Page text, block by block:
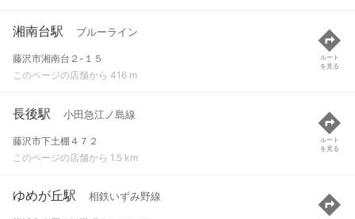
湘南台駅 ブルーライン
藤沢市湘南台２-１５
このページの店舗から 416 m
ルート
を見る
長後駅 小田急江ノ島線
藤沢市下土棚４７２
このページの店舗から 1.5 km
ルート
を見る
ゆめが丘駅 相鉄いずみ野線